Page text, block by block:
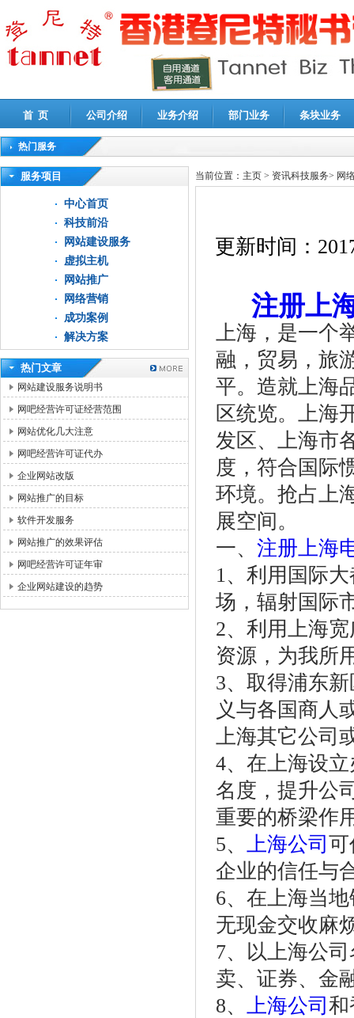
首 页 公司介绍 业务介绍 部门业务 条块业务
热门服务
高新技术企业认定审计|企业所得税汇算清缴申报鉴证
服务项目
中心首页
科技前沿
网站建设服务
虚拟主机
网站推广
网络营销
成功案例
解决方案
热门文章
网站建设服务说明书
网吧经营许可证经营范围
网站优化几大注意
网吧经营许可证代办
企业网站改版
网站推广的目标
软件开发服务
网站推广的效果评估
网吧经营许可证年审
企业网站建设的趋势
当前位置： 主页 > 资讯科技服务> 网
更新时间：
注册上
上海，是一个
融，贸易，旅
平。造就上海
区统览。上海
发区、上海市
度，符合国际
环境。抢占上
展空间。
一、 注册上海
1、利用国际
场，辐射国际
2、利用上海
资源，为我所
3、取得浦东
义与各国商人
上海其它公司
4、在上海设
名度，提升公
重要的桥梁作
5、 上海公司 可
企业的信任与
6、在上海当
无现金交收麻
7、以上海公
卖、证券、金
8、 上海公司 和